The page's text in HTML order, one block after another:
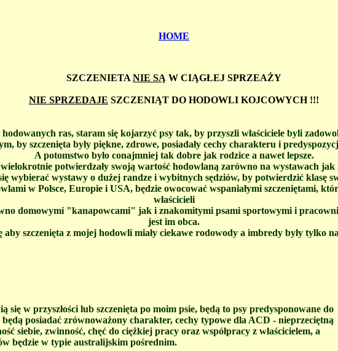
HOME
SZCZENIETA NIE SĄ W CIĄGŁEJ SPRZEAŻY
NIE SPRZEDAJE SZCZENIĄT DO HODOWLI KOJCOWYCH !!!
ras, staram się kojarzyć psy tak, by przyszli właściciele byli
by szczenięta były piękne, zdrowe, posiadały cechy charakteru i
A potomstwo było conajmniej tak dobre jak rodzice a nawet lepsze.
potwierdzały swoją wartość hodowlaną zarówno na wystawach jak
wybierać wystawy o dużej randze i wybitnych sędziów, by potwierdzić klasę
w Polsce, Europie i USA, będzie owocować wspaniałymi szczeniętami,
właścicieli
domowymi "kanapowcami" jak i znakomitymi psami sportowymi i
jest im obca.
aby szczenięta z mojej hodowli miały ciekawe rodowody a imbredy były tylko
się w przyszłości lub szczenięta po moim psie, będą to psy predysponowane do
posiadać zrównoważony charakter, cechy typowe dla ACD - nieprzeciętną
siebie, zwinność, chęć do ciężkiej pracy oraz współpracy z właścicielem, a
będzie w typie australijskim pośrednim.